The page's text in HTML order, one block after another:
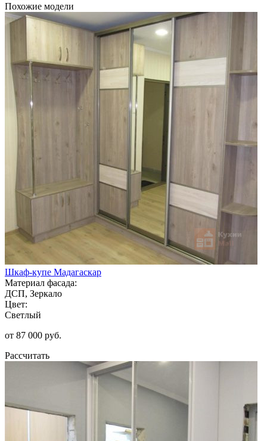
Похожие модели
Шкаф-купе Мадагаскар
Материал фасада:
ДСП, Зеркало
Цвет:
Светлый
от 87 000 руб.
Рассчитать